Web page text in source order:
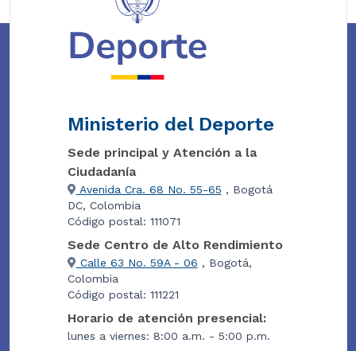
Ministerio del Deporte
Sede principal y Atención a la
Ciudadanía
Avenida Cra. 68 No. 55-65 , Bogotá
DC, Colombia
Código postal: 111071
Sede Centro de Alto Rendimiento
Calle 63 No. 59A - 06 , Bogotá,
Colombia
Código postal: 111221
Horario de atención presencial:
lunes a viernes: 8:00 a.m. - 5:00 p.m.